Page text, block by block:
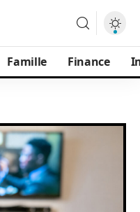
Famille Finance